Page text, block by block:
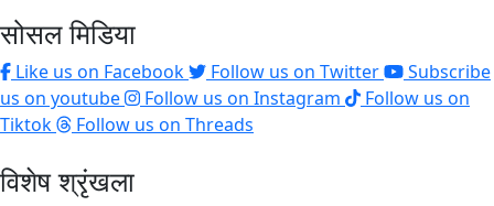
सोसल मिडिया
Like us on Facebook Follow us on Twitter
Subscribe
us on youtube
Follow us on Instagram
Follow us on
Tiktok
Follow us on Threads
विशेष श्रृंखला